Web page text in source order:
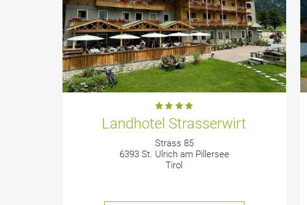
Landhotel Strasserwirt
Strass 85
6393 St. Ulrich am Pillersee
Tirol